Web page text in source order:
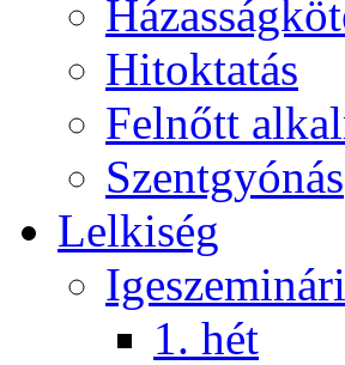
Hitoktatás
Felnőtt
Szentgyónás
Lelkiség
1. hét